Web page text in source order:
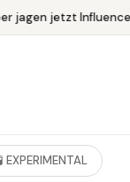
jagen jetzt Influencer
EXPERIMENTAL